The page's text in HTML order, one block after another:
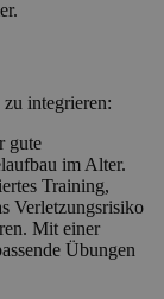
integrieren:
gute
im Alter.
Training,
Verletzungsrisiko
Mit einer
Übungen